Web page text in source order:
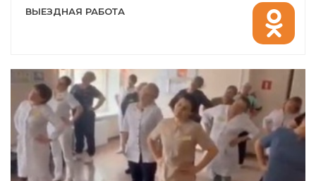
ВЫЕЗДНАЯ РАБОТА